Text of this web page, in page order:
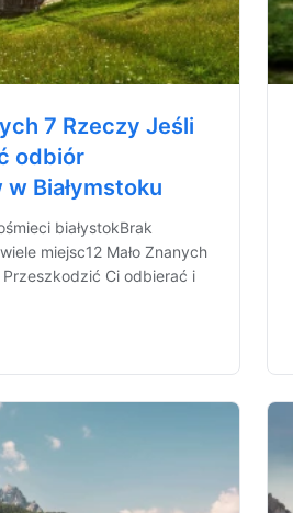
7 Rzeczy Jeśli
odbiór
Białymstoku
białystokBrak
miejsc12 Mało Znanych
Ci odbierać i